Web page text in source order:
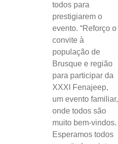
todos para
prestigiarem o
evento. “Reforço o
convite à
população de
Brusque e região
para participar da
XXXI Fenajeep,
um evento familiar,
onde todos são
muito bem-vindos.
Esperamos todos